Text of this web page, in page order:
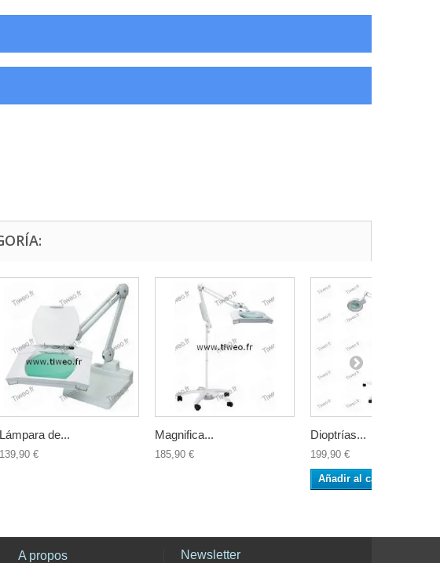
Lámpara de...
139,90 €
Magnifica...
185,90 €
Dioptrías...
199,90 €
Añadir al carrito
A propos Newsletter